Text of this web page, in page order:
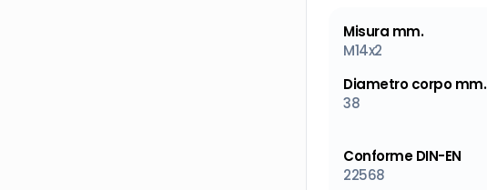
Misura mm.
M14x2
Diametro corpo mm.
38
Conforme DIN-EN
22568